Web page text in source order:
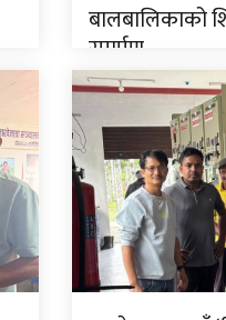
बालबालिकाको
समर्पण